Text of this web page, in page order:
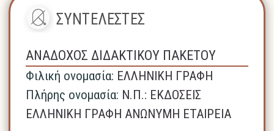
ΣΥΝΤΕΛΕΣΤΕΣ
ΑΝΑΔΟΧΟΣ ΔΙΔΑΚΤΙΚΟΥ ΠΑΚΕΤΟΥ
Φιλική ονομασία: ΕΛΛΗΝΙΚΗ ΓΡΑΦΗ
Πλήρης ονομασία: N.Π.: ΕΚΔΟΣΕΙΣ
ΕΛΛΗΝΙΚΗ ΓΡΑΦΗ ΑΝΩΝΥΜΗ ΕΤΑΙΡΕΙΑ